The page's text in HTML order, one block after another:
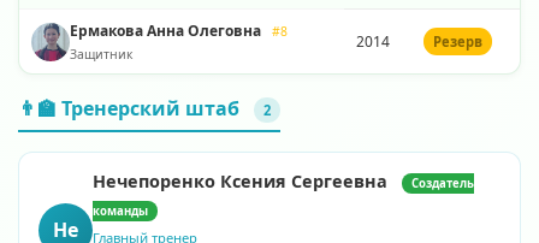
Ермакова Анна Олеговна
#8
Защитник
2014 Резерв
👨‍🏫 Тренерский штаб 2
Не
Нечепоренко Ксения Сергеевна
Создатель
команды
Главный тренер